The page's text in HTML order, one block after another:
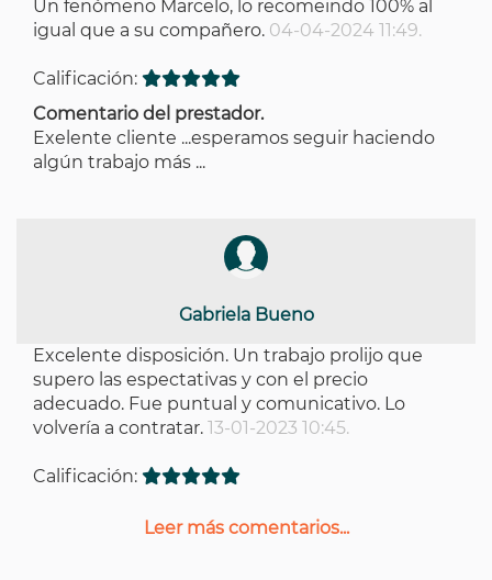
Un fenómeno Marcelo, lo recomeindo 100% al
igual que a su compañero. 04-04-2024 11:49.
Calificación:
Comentario del prestador.
Exelente cliente ...esperamos seguir haciendo
algún trabajo más ...
Gabriela Bueno
Excelente disposición. Un trabajo prolijo que
supero las espectativas y con el precio
adecuado. Fue puntual y comunicativo. Lo
volvería a contratar. 13-01-2023 10:45.
Calificación:
Leer más comentarios...